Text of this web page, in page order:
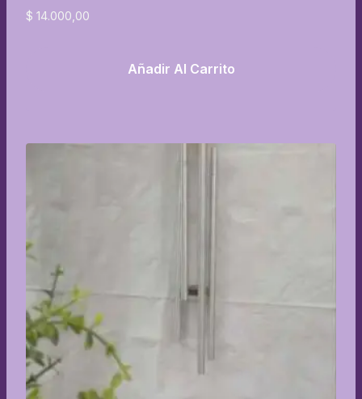
$ 14.000,00
Añadir Al Carrito